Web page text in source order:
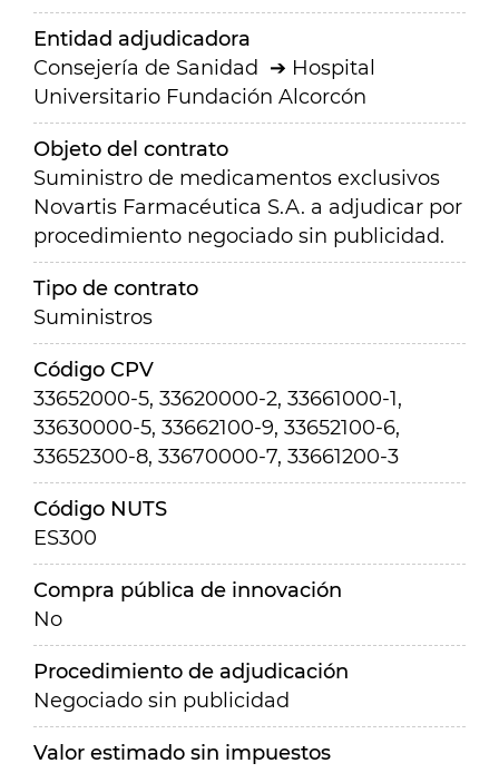
Entidad adjudicadora
Consejería de Sanidad
Hospital
Universitario Fundación Alcorcón
Objeto del contrato
Suministro de medicamentos exclusivos
Novartis Farmacéutica S.A. a adjudicar por
procedimiento negociado sin publicidad.
Tipo de contrato
Suministros
Código CPV
33652000-5, 33620000-2, 33661000-1,
33630000-5, 33662100-9, 33652100-6,
33652300-8, 33670000-7, 33661200-3
Código NUTS
ES300
Compra pública de innovación
No
Procedimiento de adjudicación
Negociado sin publicidad
Valor estimado sin impuestos